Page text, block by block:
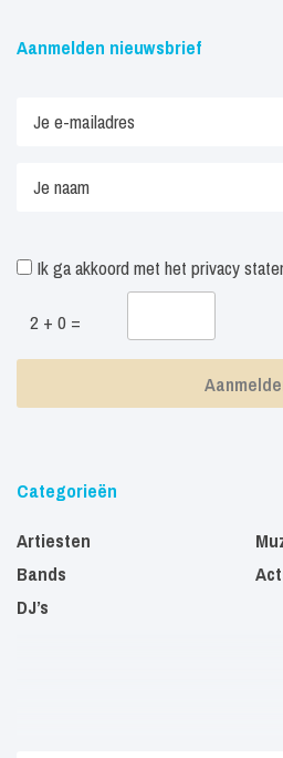
Aanmelden nieuwsbrief
Ik ga akkoord met het privacy
2 + 0 =
Categorieën
Artiesten
Bands
DJ’s